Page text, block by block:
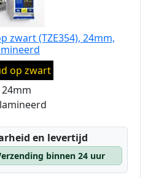
zwart (TZE354), 24mm,
op zwart
24mm
en levertijd
binnen 24 uur